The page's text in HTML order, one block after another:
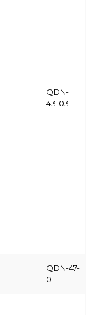
QDN-
43-03
QDN-47-
01